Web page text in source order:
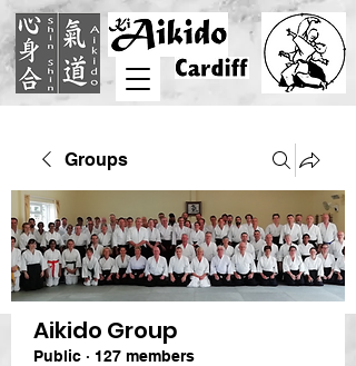
Groups
Aikido Group
Public · 127 members